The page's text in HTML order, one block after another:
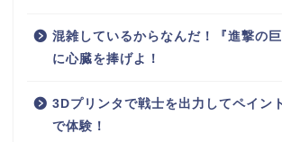
混雑しているからなんだ！『進撃の
に心臓を捧げよ！
3Dプリンタで戦士を出力してペイン
で体験！